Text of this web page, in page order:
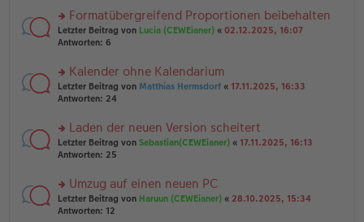
tr
a
g
el
es
e
B
ei
tr
g
rs
te
n
g
el
e
n
er
tr
a
g
Formatübergreifend Proportionen beibehalten
Letzter Beitrag von Lucia (CEWEianer) « 02.12.2025, 16:07
Antworten: 6
rs
te
n
g
el
e
n
er
Kalender ohne Kalendarium
Letzter Beitrag von Matthias Hermsdorf « 17.11.2025, 16:33
Antworten: 24
rs
te
n
g
el
Laden der neuen Version scheitert
Letzter Beitrag von Sebastian(CEWEianer) « 17.11.2025, 16:13
Antworten: 25
rs
te
Umzug auf einen neuen PC
Letzter Beitrag von Haruun (CEWEianer) « 28.10.2025, 15:34
Antworten: 12